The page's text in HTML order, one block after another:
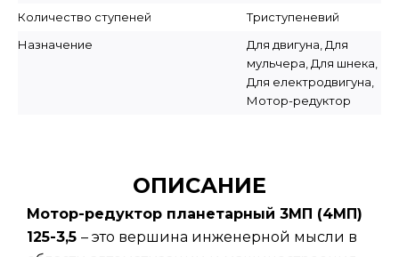
Количество ступеней
Триступеневий
Назначение
Для двигуна, Для
мульчера, Для шнека,
Для електродвигуна,
Мотор-редуктор
ОПИСАНИЕ
Мотор-редуктор планетарный 3МП (4МП)
125-3,5 – это вершина инженерной мысли в